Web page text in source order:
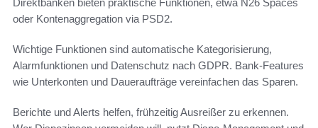
Direktbanken bieten praktische Funktionen, etwa N26 Spaces
oder Kontenaggregation via PSD2.
Wichtige Funktionen sind automatische Kategorisierung,
Alarmfunktionen und Datenschutz nach GDPR. Bank-Features
wie Unterkonten und Daueraufträge vereinfachen das Sparen.
Berichte und Alerts helfen, frühzeitig Ausreißer zu erkennen.